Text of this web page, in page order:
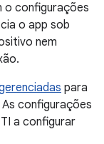
o configurações
o app sob
nem
para
configurações
a configurar